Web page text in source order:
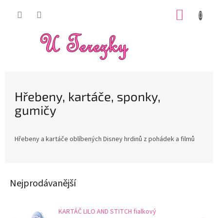
Hřebeny, kartáče, sponky,
gumičy
Hřebeny a kartáče oblíbených Disney hrdinů z pohádek a filmů
Nejprodávanější
KARTÁČ LILO AND STITCH fialkový